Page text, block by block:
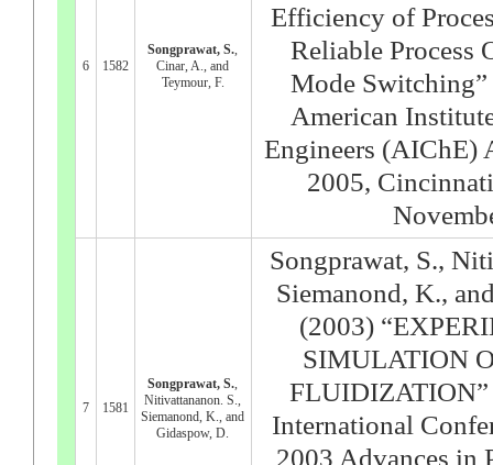
6 1582
Songprawat, S.
Cinar, A., and
Teymour, F.
Efficiency of
Reliable Process
Mode Switching”
American
Engineers (AIChE)
2005,
7 1581
Songprawat, S.
Nitivattananon. S.,
Siemanond, K., and
Gidaspow, D.
Songprawat, S.,
Siemanond, K.,
(2003)
SIMULATION
FLUIDIZATION”
International
2003 Advances in